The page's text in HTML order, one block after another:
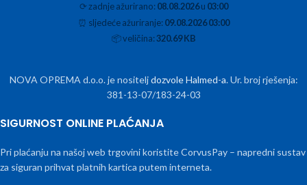
⟳zadnje ažurirano:08.08.2026u 03:00
⏰ sljedeće ažuriranje:09.08.2026 03:00
📦veličina:320.69 KB
NOVA OPREMA d.o.o. je nositeljdozvole Halmed-a. Ur. broj rješenja:
381-13-07/183-24-03
SIGURNOST ONLINE PLAĆANJA
Pri plaćanju na našoj web trgovini koristite CorvusPay – napredni sustav
za siguran prihvat platnih kartica putem interneta.